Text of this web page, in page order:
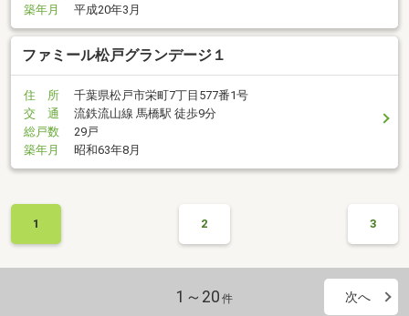
築年月
平成20年3月
ファミール松戸グランデージ１
住 所
千葉県松戸市栄町7丁目577番1号
交 通
流鉄流山線 馬橋駅 徒歩9分
総戸数
29戸
築年月
昭和63年8月
1 2 3
1～20 件 次へ